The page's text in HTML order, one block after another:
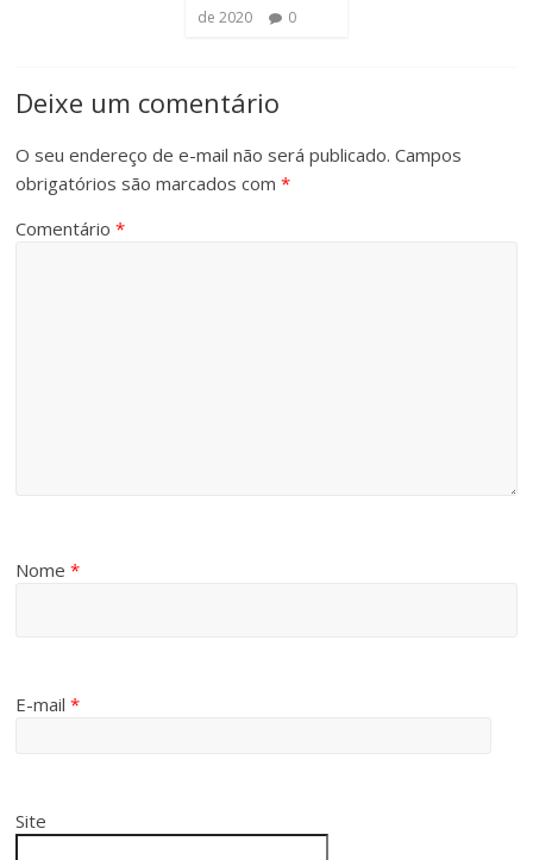
de 2020
0
Deixe um comentário
O seu endereço de e-mail não será publicado. Campos
obrigatórios são marcados com*
Comentário*
Nome*
E-mail*
Site